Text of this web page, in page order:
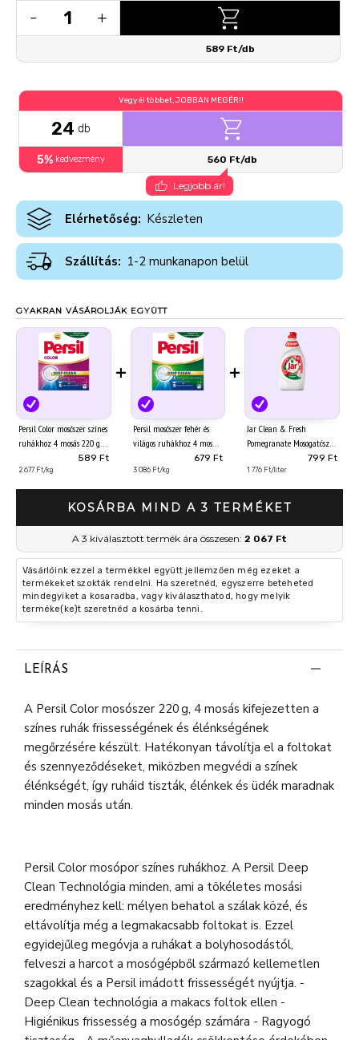
- 1 +
589 Ft/db
Vegyél többet, JOBBAN MEGÉRI!
24 db
5% kedvezmény 560 Ft/db
Legjobb ár!
Elérhetőség: Készleten
Szállítás: 1-2 munkanapon belül
GYAKRAN VÁSÁROLJÁK EGYÜTT
Persil Color mosószer színes
ruhákhoz 4 mosás 220 g
589 Ft
2 677 Ft/kg
+
Persil mosószer fehér és
világos ruhákhoz 4 mosás
679 Ft
3 086 Ft/kg
+
Jar Clean & Fresh
Pomegranate Mosogatószer,
799 Ft
1 776 Ft/liter
KOSÁRBA MIND A 3 TERMÉKET
A 3 kiválasztott termék ára összesen: 2 067 Ft
Vásárlóink ezzel a termékkel együtt jellemzően még ezeket a
termékeket szokták rendelni. Ha szeretnéd, egyszerre beteheted
mindegyiket a kosaradba, vagy kiválaszthatod, hogy melyik
terméke(ke)t szeretnéd a kosárba tenni.
LEÍRÁS
A Persil Color mosószer 220 g, 4 mosás kifejezetten a
színes ruhák frissességének és élénkségének
megőrzésére készült. Hatékonyan távolítja el a foltokat
és szennyeződéseket, miközben megvédi a színek
élénkségét, így ruháid tiszták, élénkek és üdék maradnak
minden mosás után.
Persil Color mosópor színes ruhákhoz. A Persil Deep
Clean Technológia minden, ami a tökéletes mosási
eredményhez kell: mélyen behatol a szálak közé, és
eltávolítja még a legmakacsabb foltokat is. Ezzel
egyidejűleg megóvja a ruhákat a bolyhosodástól,
felveszi a harcot a mosógépből származó kellemetlen
szagokkal és a Persil imádott frissességét nyújtja. -
Deep Clean technológia a makacs foltok ellen -
Higiénikus frissesség a mosógép számára - Ragyogó